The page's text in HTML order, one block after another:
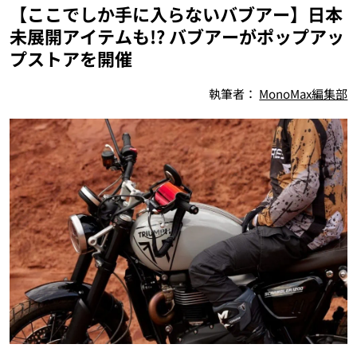
【ここでしか手に入らないバブアー】日本
未展開アイテムも!? バブアーがポップアッ
プストアを開催
執筆者： MonoMax編集部